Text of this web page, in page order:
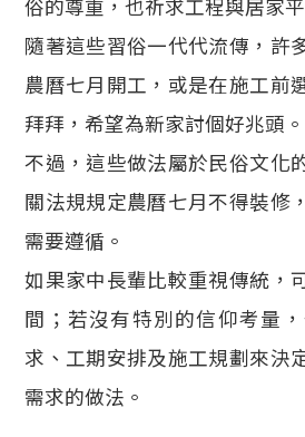
俗的尊重，也祈求工程與居家
隨著這些習俗一代代流傳，許
農曆七月開工，或是在施工前
拜拜，希望為新家討個好兆頭。
不過，這些做法屬於民俗文化
關法規規定農曆七月不得裝修
需要遵循。
如果家中長輩比較重視傳統，
間；若沒有特別的信仰考量
求、工期安排及施工規劃來決
需求的做法。